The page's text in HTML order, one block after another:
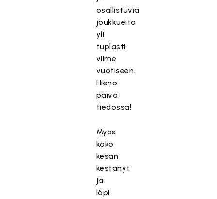
osallistuvia
joukkueita
yli
tuplasti
viime
vuotiseen.
Hieno
päivä
tiedossa!
Myös
koko
kesän
kestänyt
ja
läpi